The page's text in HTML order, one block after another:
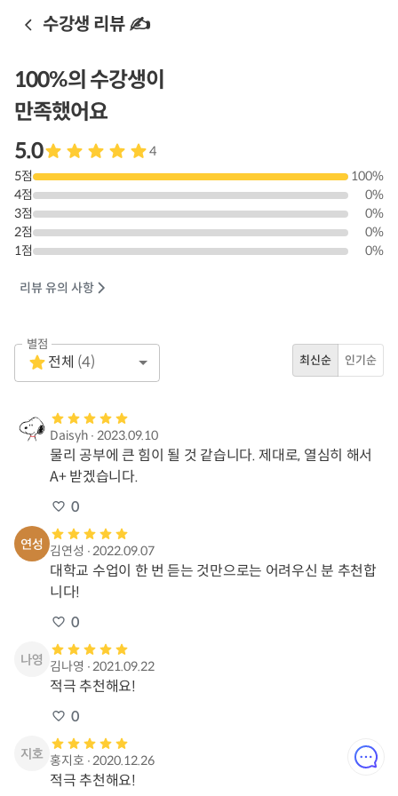
수강생 리뷰 ✍️
100%의 수강생이
만족했어요
5.0
4
5점 100%
4점 0%
3점 0%
2점 0%
1점 0%
리뷰 유의 사항
별점
1 Star
Empty
전체 (4) 최신순 인기순
Daisyh ∙2023.09.10
물리 공부에 큰 힘이 될 것 같습니다. 제대로, 열심히 해서
A+ 받겠습니다.
0
김연성 ∙2022.09.07
대학교 수업이 한 번 듣는 것만으로는 어려우신 분 추천합
니다!
0
김나영 ∙2021.09.22
적극 추천해요!
0
홍지호 ∙2020.12.26
적극 추천해요!